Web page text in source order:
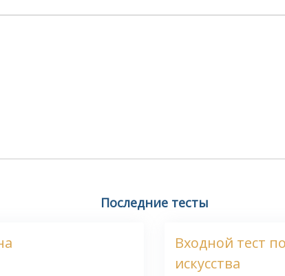
Последние тесты
Входной тест
искусства